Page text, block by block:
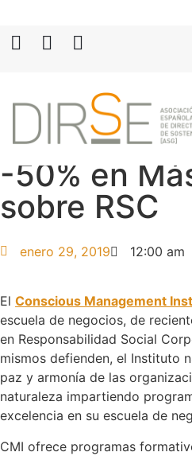
-50% en
sobre RSC
enero 29, 2019 12:00 am
El Conscious Management
escuela de negocios, de
en Responsabilidad Social
mismos defienden, el Instituto
paz y armonía de las
naturaleza impartiendo
excelencia en su escuela de
CMI ofrece programas